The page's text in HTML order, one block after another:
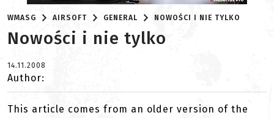
WMASG AIRSOFT GENERAL NOWOŚCI I NIE TYLKO
Nowości i nie tylko
14.11.2008
Author:
This article comes from an older version of the